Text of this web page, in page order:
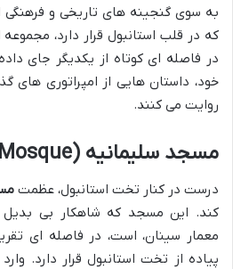
به سوی گنجینه های تاریخی و فرهنگی
که در قلب استانبول قرار دارد،
در فاصله ای کوتاه از یکدیگر جای
خود، داستان هایی از امپراتوری های
روایت می کنند.
مسجد سلیمانیه (Süleymaniye Mosque)
درست در کنار تخت استانبول، عظمت
کند. این مسجد که شاهکار بی بدیل
پیاده از تخت استانبول قرار دارد.